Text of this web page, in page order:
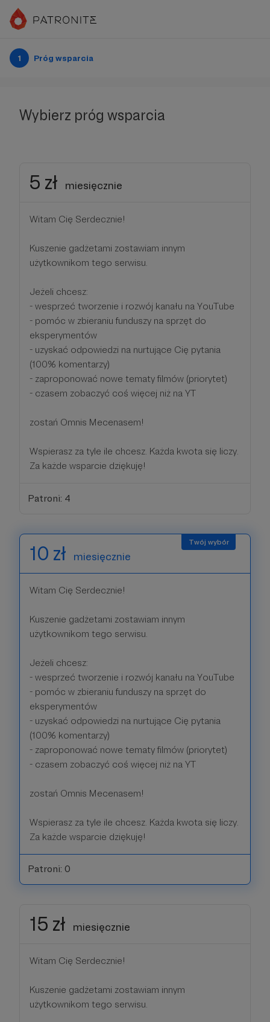
1 Próg wsparcia
Wybierz próg wsparcia
5 zł miesięcznie
Witam Cię Serdecznie!
Kuszenie gadżetami zostawiam innym
użytkownikom tego serwisu.
Jeżeli chcesz:
- wesprzeć tworzenie i rozwój kanału na YouTube
- pomóc w zbieraniu funduszy na sprzęt do
eksperymentów
- uzyskać odpowiedzi na nurtujące Cię pytania
(100% komentarzy)
- zaproponować nowe tematy filmów (priorytet)
- czasem zobaczyć coś więcej niż na YT
zostań Omnis Mecenasem!
Wspierasz za tyle ile chcesz. Każda kwota się liczy.
Za każde wsparcie dziękuję!
Patroni: 4
10 zł miesięcznie
Witam Cię Serdecznie!
Kuszenie gadżetami zostawiam innym
użytkownikom tego serwisu.
Jeżeli chcesz:
- wesprzeć tworzenie i rozwój kanału na YouTube
- pomóc w zbieraniu funduszy na sprzęt do
eksperymentów
- uzyskać odpowiedzi na nurtujące Cię pytania
(100% komentarzy)
- zaproponować nowe tematy filmów (priorytet)
- czasem zobaczyć coś więcej niż na YT
zostań Omnis Mecenasem!
Wspierasz za tyle ile chcesz. Każda kwota się liczy.
Za każde wsparcie dziękuję!
Patroni: 0
15 zł miesięcznie
Witam Cię Serdecznie!
Kuszenie gadżetami zostawiam innym
użytkownikom tego serwisu.